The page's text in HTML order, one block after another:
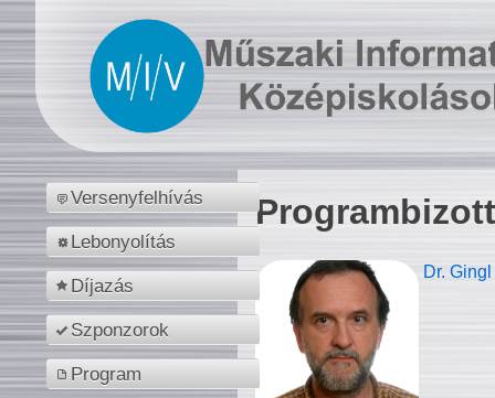
Versenyfelhívás
Lebonyolítás
Díjazás
Szponzorok
Program
Dr.